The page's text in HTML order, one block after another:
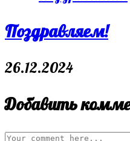
Поздравляем!
26.12.2024
Добавить